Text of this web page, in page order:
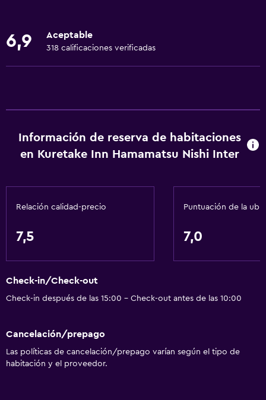
Champú
Calefacción
Acondicionador
Ducha
Tina de baño
Papel higiénico
6,9 Aceptable
318 calificaciones verificadas
Información de reserva de habitaciones
en Kuretake Inn Hamamatsu Nishi Inter
Relación calidad-precio
7,5
Puntuación de la
7,0
Check-in/Check-out
Check-in después de las 15:00 - Check-out antes de las 10:00
Cancelación/prepago
Las políticas de cancelación/prepago varían según el tipo de
habitación y el proveedor.